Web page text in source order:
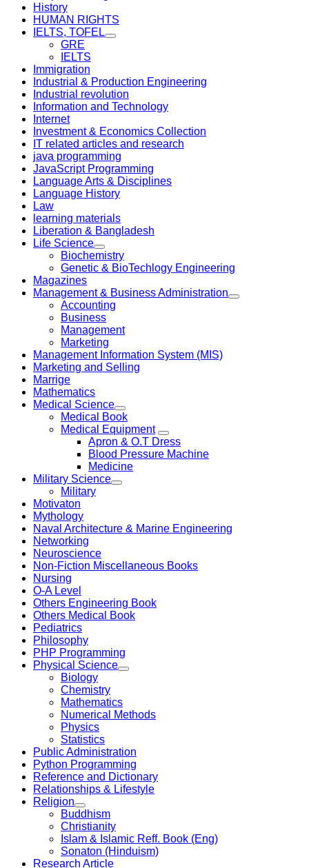
History
HUMAN RIGHTS
IELTS, TOFEL
GRE
IELTS
Immigration
Industrial & Production Engineering
Industrial revolution
Information and Technology
Internet
Investment & Economics Collection
IT related articles and research
java programming
JavaScript Programming
Language Arts & Disciplines
Language History
Law
learning materials
Liberation & Bangladesh
Life Science
Biochemistry
Genetic & BioTechlogy Engineering
Magazines
Management & Business Administration
Accounting
Business
Management
Marketing
Management Information System (MIS)
Marketing and Selling
Marrige
Mathematics
Medical Science
Medical Book
Medical Equipment
Apron & O.T Dress
Blood Pressure Machine
Medicine
Military Science
Military
Motivaton
Mythology
Naval Architecture & Marine Engineering
Networking
Neuroscience
Non-Fiction Miscellaneous Books
Nursing
O-A Level
Others Engineering Book
Others Medical Book
Pediatrics
Philosophy
PHP Programming
Physical Science
Biology
Chemistry
Mathematics
Numerical Methods
Physics
Statistics
Public Administration
Python Programming
Reference and Dictionary
Relationships & Lifestyle
Religion
Buddhism
Christianity
Islam & Islamic Reff. Book (Eng)
Sonaton (Hinduism)
Research Article